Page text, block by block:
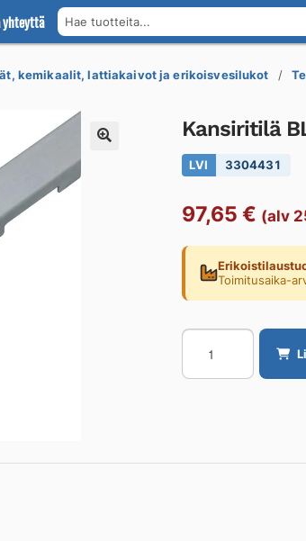
yhteyttä Hae tuotteita...
kemikaalit, lattiakaivot ja erikoisvesilukot
Kansiritilä
LVI 3304431
97,65 € (alv
Toimitusaika-
Kansiritilä
BLÜCHER
WATERLINE